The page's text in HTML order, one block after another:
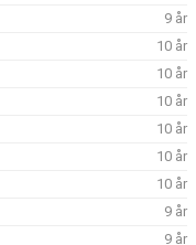
9 år
10 år
10 år
10 år
10 år
10 år
10 år
9 år
9 år